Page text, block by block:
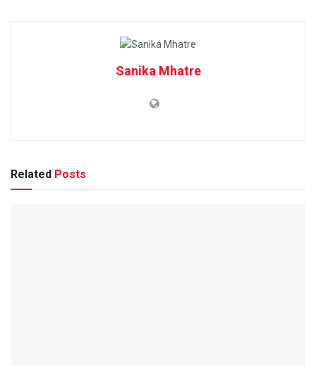
Sanika Mhatre
Related Posts